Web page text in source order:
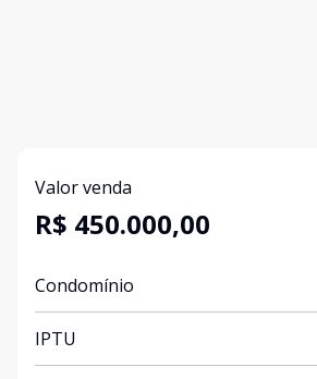
Valor venda
R$ 450.000,00
Condomínio
IPTU